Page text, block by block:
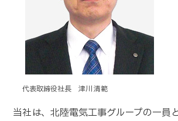
代表取締役社長 津川 清範
当社は、北陸電気工事グループの一員